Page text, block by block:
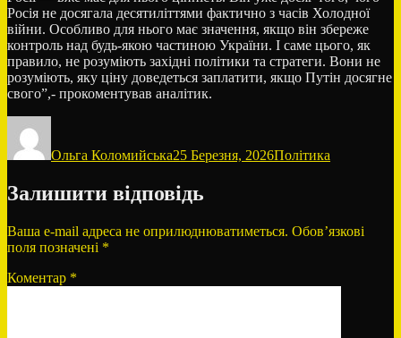
Росія не досягала десятиліттями фактично з часів Холодної
війни. Особливо для нього має значення, якщо він збереже
контроль над будь-якою частиною України. І саме цього, як
правило, не розуміють західні політики та стратеги. Вони не
розуміють, яку ціну доведеться заплатити, якщо Путін досягне
свого”,- прокоментував аналітик.
Ольга Коломийська25 Березня, 2026Політика
Залишити відповідь
Ваша e-mail адреса не оприлюднюватиметься. Обов’язкові
поля позначені *
Коментар *